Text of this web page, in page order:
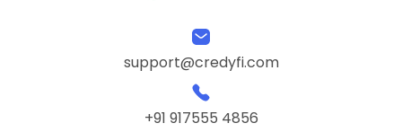
support@credyfi.com
+91 917555 4856